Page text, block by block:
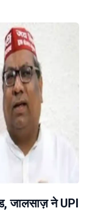
जालसाज़ ने UPI